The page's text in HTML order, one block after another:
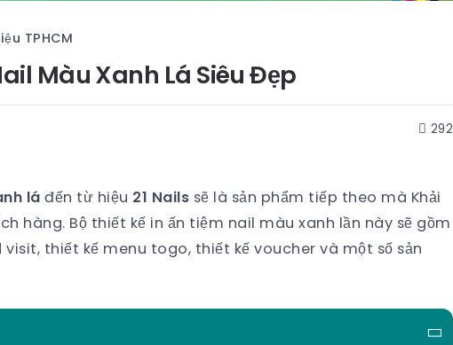
TPHCM
Màu Xanh Lá Siêu Đẹp
292
lá đến từ hiệu 21 Nails sẽ là sản phẩm tiếp theo mà Khải
hàng. Bộ thiết kế in ấn tiệm nail màu xanh lần này sẽ gồm
thiết kế menu togo, thiết kế voucher và một số sản